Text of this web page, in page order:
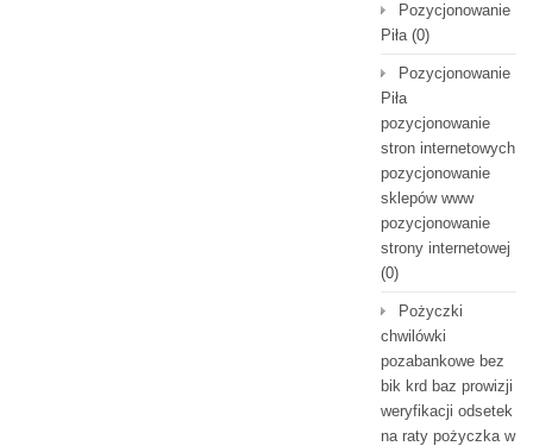
Pozycjonowanie
Piła(0)
Pozycjonowanie
Piła
pozycjonowanie
stron internetowych
pozycjonowanie
sklepów www
pozycjonowanie
strony internetowej
(0)
Pożyczki
chwilówki
pozabankowe bez
bik krd baz prowizji
weryfikacji odsetek
na raty pożyczka w